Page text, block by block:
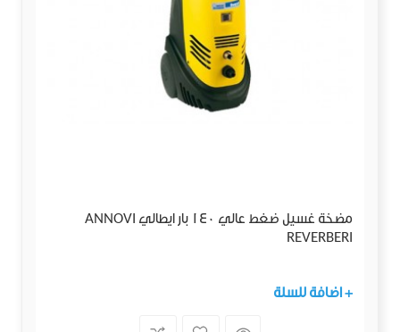
مضخة غسيل ضغط عالي 140 بار ايطالي ANNOVI
REVERBERI
+ اضافة للسلة